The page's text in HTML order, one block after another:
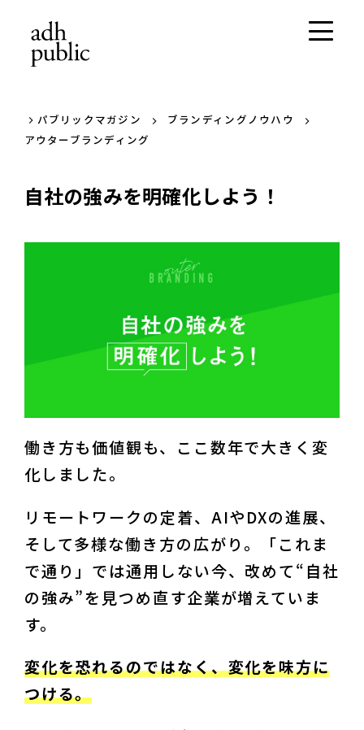
パブリックマガジン
ブランディングノウハウ
アウターブランディング
自社の強みを明確化しよう！
働き方も価値観も、ここ数年で大きく変
化しました。
リモートワークの定着、AIやDXの進展、
そして多様な働き方の広がり。「これま
で通り」では通用しない今、改めて“自社
の強み”を見つめ直す企業が増えていま
す。
変化を恐れるのではなく、変化を味方に
つける。